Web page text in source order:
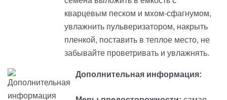
кварцевым песком и мхом-сфагнумом,
увлажнить пульверизатором, накрыть
пленкой, поставить в теплое место, не
забывайте проветривать и увлажнять.
Дополнительная информация: